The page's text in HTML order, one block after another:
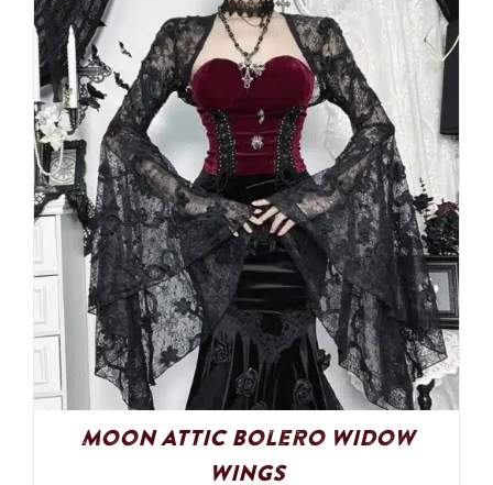
Moon Attic Bolero Widow
Wings